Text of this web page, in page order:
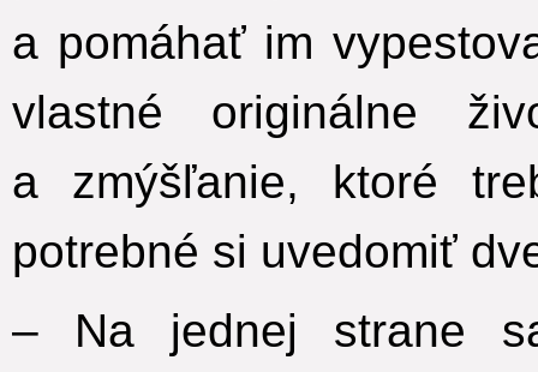
a pomáhať im
vlastné originálne
a zmýšľanie, ktoré
potrebné si uvedomiť
– Na jednej strane